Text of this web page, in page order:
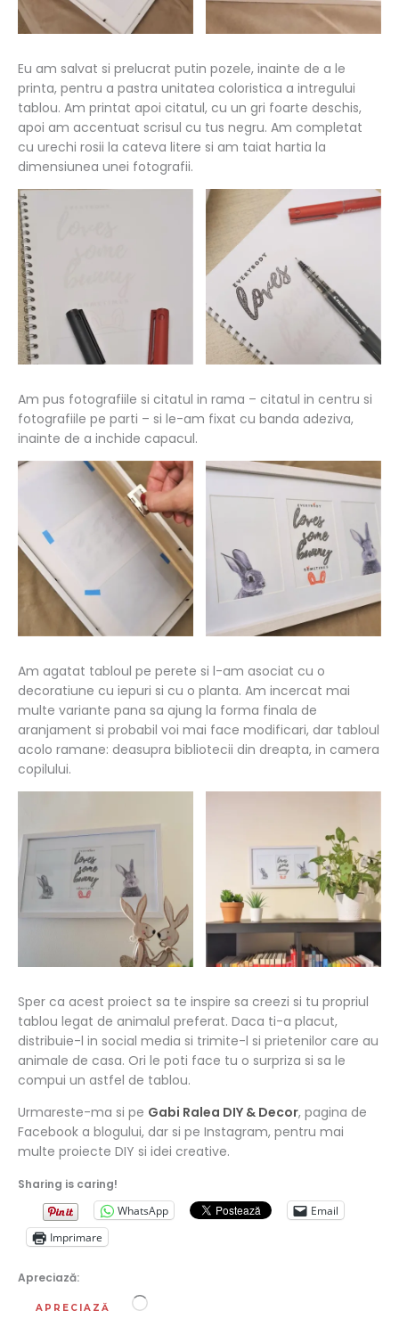
Eu am salvat si prelucrat putin pozele, inainte de a le
printa, pentru a pastra unitatea coloristica a intregului
tablou. Am printat apoi citatul, cu un gri foarte deschis,
apoi am accentuat scrisul cu tus negru. Am completat
cu urechi rosii la cateva litere si am taiat hartia la
dimensiunea unei fotografii.
Am pus fotografiile si citatul in rama – citatul in centru si
fotografiile pe parti – si le-am fixat cu banda adeziva,
inainte de a inchide capacul.
Am agatat tabloul pe perete si l-am asociat cu o
decoratiune cu iepuri si cu o planta. Am incercat mai
multe variante pana sa ajung la forma finala de
aranjament si probabil voi mai face modificari, dar tabloul
acolo ramane: deasupra bibliotecii din dreapta, in camera
copilului.
Sper ca acest proiect sa te inspire sa creezi si tu propriul
tablou legat de animalul preferat. Daca ti-a placut,
distribuie-l in social media si trimite-l si prietenilor care au
animale de casa. Ori le poti face tu o surpriza si sa le
compui un astfel de tablou.
Urmareste-ma si pe Gabi Ralea DIY & Decor, pagina de
Facebook a blogului, dar si pe Instagram, pentru mai
multe proiecte DIY si idei creative.
Sharing is caring!
WhatsApp
Email
Imprimare
Apreciază:
APRECIAZĂ Încarc...